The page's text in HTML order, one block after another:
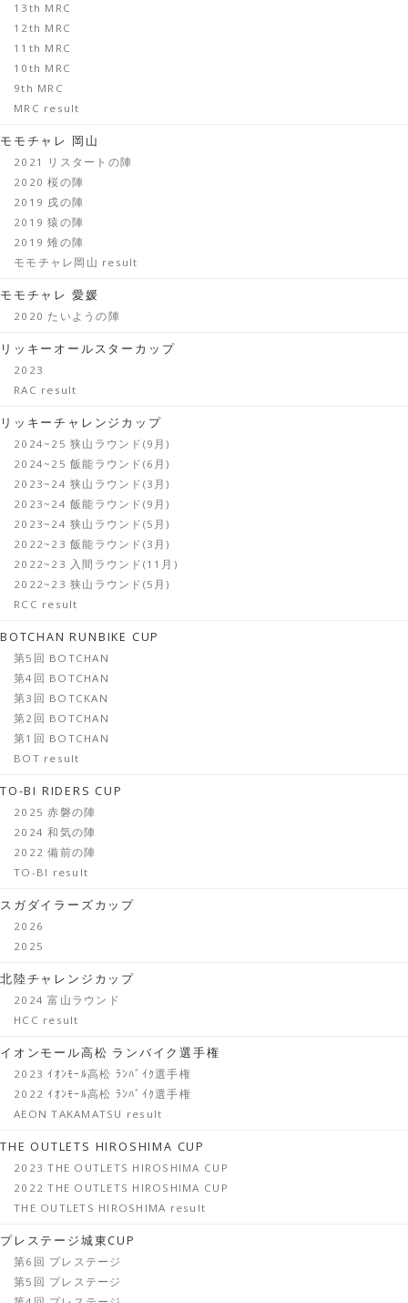
13th MRC
12th MRC
11th MRC
10th MRC
9th MRC
MRC result
モモチャレ 岡山
2021 リスタートの陣
2020 桜の陣
2019 戌の陣
2019 猿の陣
2019 雉の陣
モモチャレ岡山 result
モモチャレ 愛媛
2020 たいようの陣
リッキーオールスターカップ
2023
RAC result
リッキーチャレンジカップ
2024~25 狭山ラウンド(9月)
2024~25 飯能ラウンド(6月)
2023~24 狭山ラウンド(3月)
2023~24 飯能ラウンド(9月)
2023~24 狭山ラウンド(5月)
2022~23 飯能ラウンド(3月)
2022~23 入間ラウンド(11月)
2022~23 狭山ラウンド(5月)
RCC result
BOTCHAN RUNBIKE CUP
第5回 BOTCHAN
第4回 BOTCHAN
第3回 BOTCKAN
第2回 BOTCHAN
第1回 BOTCHAN
BOT result
TO-BI RIDERS CUP
2025 赤磐の陣
2024 和気の陣
2022 備前の陣
TO-BI result
スガダイラーズカップ
2026
2025
北陸チャレンジカップ
2024 富山ラウンド
HCC result
イオンモール高松 ランバイク選手権
2023 ｲｵﾝﾓｰﾙ高松 ﾗﾝﾊﾞｲｸ選手権
2022 ｲｵﾝﾓｰﾙ高松 ﾗﾝﾊﾞｲｸ選手権
AEON TAKAMATSU result
THE OUTLETS HIROSHIMA CUP
2023 THE OUTLETS HIROSHIMA CUP
2022 THE OUTLETS HIROSHIMA CUP
THE OUTLETS HIROSHIMA result
プレステージ城東CUP
第6回 プレステージ
第5回 プレステージ